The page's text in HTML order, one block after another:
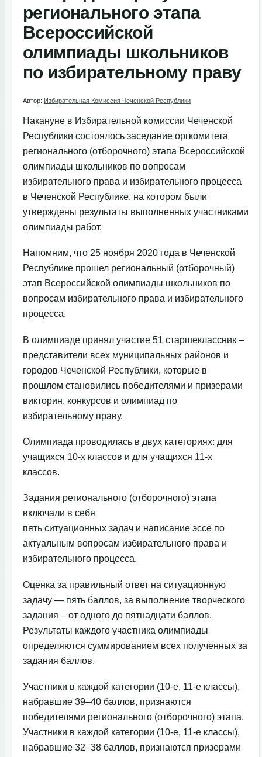
регионального этапа
Всероссийской
олимпиады школьников
по избирательному праву
Автор: Избирательная Комиссия Чеченской Республики
Накануне в Избирательной комиссии Чеченской
Республики состоялось заседание оргкомитета
регионального (отборочного) этапа Всероссийской
олимпиады школьников по вопросам
избирательного права и избирательного процесса
в Чеченской Республике, на котором были
утверждены результаты выполненных участниками
олимпиады работ.
Напомним, что 25 ноября 2020 года в Чеченской
Республике прошел региональный (отборочный)
этап Всероссийской олимпиады школьников по
вопросам избирательного права и избирательного
процесса.
В олимпиаде принял участие 51 старшеклассник –
представители всех муниципальных районов и
городов Чеченской Республики, которые в
прошлом становились победителями и призерами
викторин, конкурсов и олимпиад по
избирательному праву.
Олимпиада проводилась в двух категориях: для
учащихся 10-х классов и для учащихся 11-х
классов.
Задания регионального (отборочного) этапа
включали в себя
пять ситуационных задач и написание эссе по
актуальным вопросам избирательного права и
избирательного процесса.
Оценка за правильный ответ на ситуационную
задачу — пять баллов, за выполнение творческого
задания – от одного до пятнадцати баллов.
Результаты каждого участника олимпиады
определяются суммированием всех полученных за
задания баллов.
Участники в каждой категории (10-е, 11-е классы),
набравшие 39–40 баллов, признаются
победителями регионального (отборочного) этапа.
Участники в каждой категории (10-е, 11-е классы),
набравшие 32–38 баллов, признаются призерами